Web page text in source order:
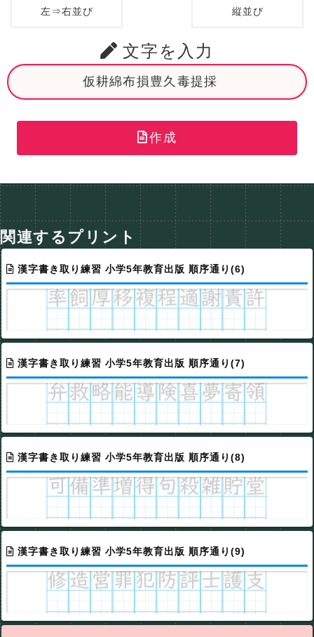
左⇒右並び
縦並び
文字を入力
作成
関連するプリント
漢字書き取り練習 小学5年教育出版 順序通り(6)
漢字書き取り練習 小学5年教育出版 順序通り(7)
漢字書き取り練習 小学5年教育出版 順序通り(8)
漢字書き取り練習 小学5年教育出版 順序通り(9)